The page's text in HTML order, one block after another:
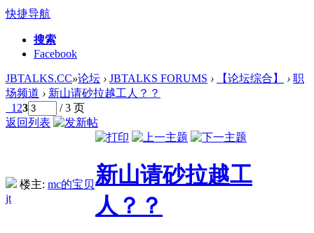
快捷导航
搜索
Facebook
JBTALKS.CC»论坛 › JBTALKS FORUMS › 【论坛综合】 › 职
场频道 › 新山请砂拉越工人？？
1 23
/ 3 页
返回列表
楼主: mc的宝贝
jt
新山请砂拉越工
人？？